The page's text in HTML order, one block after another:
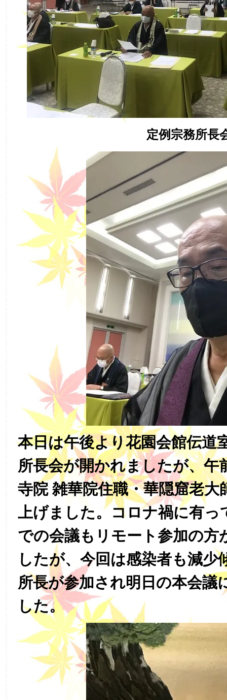
定例宗務所長
本日は午後より花園会館伝道
所長会が開かれましたが、午
寺院 雑華院住職・華隠窟老大
上げました。コロナ禍に有っ
での会議もリモート参加の方
したが、今回は感染者も減少
所長が参加され明日の本会議
した。